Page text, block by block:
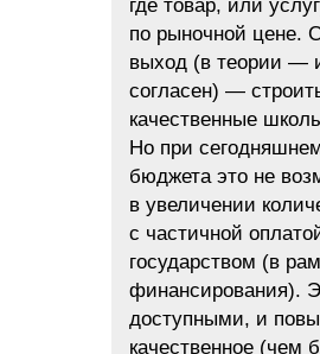
где товар, или
по рыночной цене.
выход (в теории —
согласен) —
качественные
Но при
бюджета это не
в увеличении
с частичной
государством (в
финансирования).
доступными, и
качественное (чем